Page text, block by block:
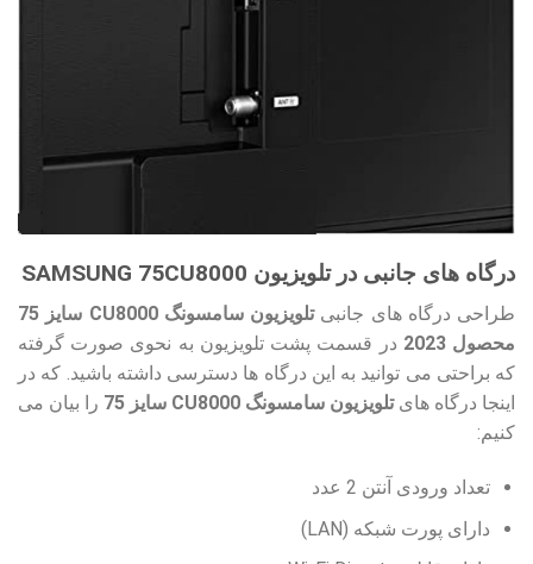
درگاه های جانبی در تلویزیون SAMSUNG 75CU8000
طراحی درگاه های جانبی
تلویزیون سامسونگ CU8000 سایز 75
محصول 2023
در قسمت پشت تلویزیون به نحوی صورت گرفته
که براحتی می توانید به این درگاه ها دسترسی داشته باشید. که در
اینجا درگاه هایتلویزیون سامسونگ CU8000 سایز 75
را بیان می
کنیم:
تعداد ورودی آنتن 2 عدد
دارای پورت شبکه (LAN)